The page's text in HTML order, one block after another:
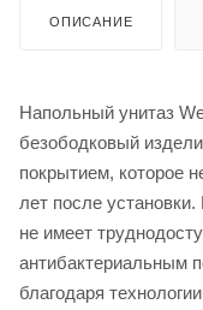
ОПИСАНИЕ
Напольный унитаз
безободковый
покрытием, которое
лет после
не имеет
антибактериальным
благодаря